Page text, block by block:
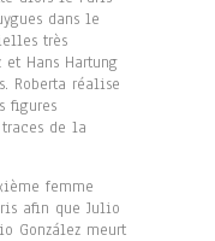
dans le
très
Hans Hartung
Roberta réalise
figures
de la
femme
afin que Julio
González meurt